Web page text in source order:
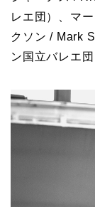
レエ団）、マ
クソン / Mark
ン国立バレエ